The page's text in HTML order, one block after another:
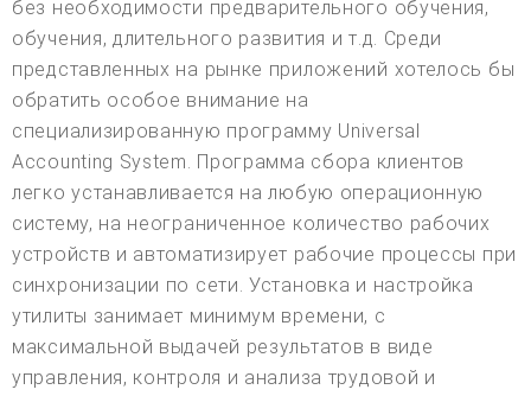
без необходимости предварительного обучения,
обучения, длительного развития и т.д. Среди
представленных на рынке приложений хотелось бы
обратить особое внимание на
специализированную программу Universal
Accounting System. Программа сбора клиентов
легко устанавливается на любую операционную
систему, на неограниченное количество рабочих
устройств и автоматизирует рабочие процессы при
синхронизации по сети. Установка и настройка
утилиты занимает минимум времени, с
максимальной выдачей результатов в виде
управления, контроля и анализа трудовой и